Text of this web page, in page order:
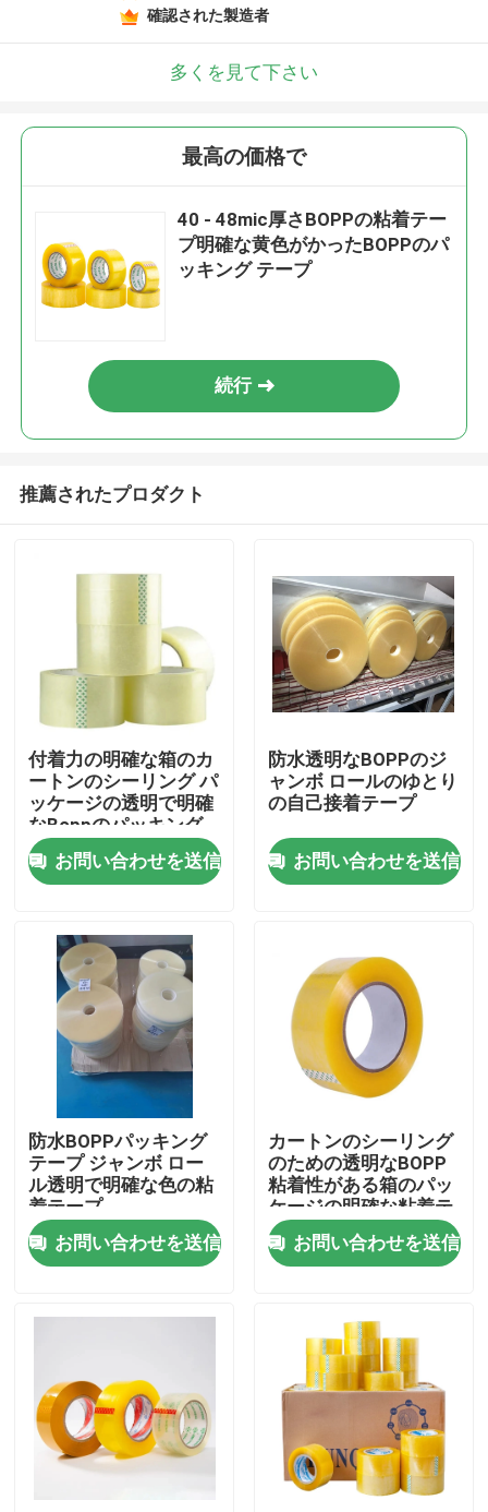
ホーム
企業情報
接触
ボップの粘着テープ
クラフト紙の粘着テープ
ボップテープ ジャンボ ロール
確認された製造者
多くを見て下さい
最高の価格で
40 - 48mic厚さBOPPの粘着テー
プ明確な黄色がかったBOPPのパ
ッキング テープ
続行
推薦されたプロダクト
付着力の明確な箱のカ
ートンのシーリング パ
ッケージの透明で明確
なBoppのパッキング
テープ
お問い合わせを送信
防水透明なBOPPのジ
ャンボ ロールのゆとり
の自己接着テープ
お問い合わせを送信
防水BOPPパッキング
テープ ジャンボ ロー
ル透明で明確な色の粘
着テープ
お問い合わせを送信
カートンのシーリング
のための透明なBOPP
粘着性がある箱のパッ
ケージの明確な粘着テ
ープ
お問い合わせを送信